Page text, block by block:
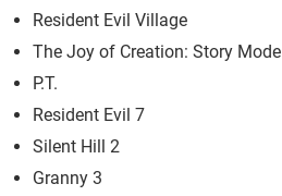
Resident Evil Village
The Joy of Creation: Story Mode
P.T.
Resident Evil 7
Silent Hill 2
Granny 3